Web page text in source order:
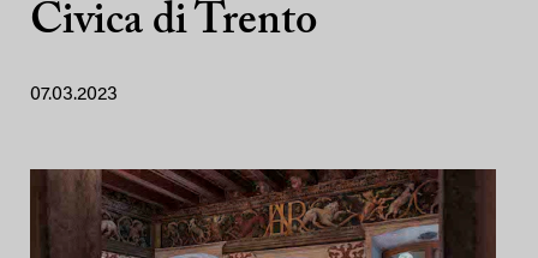
Civica di Trento
07.03.2023